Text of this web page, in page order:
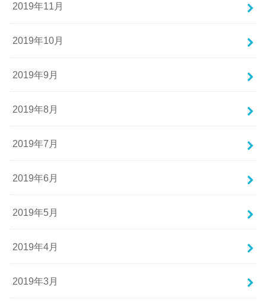
2019年11月
2019年10月
2019年9月
2019年8月
2019年7月
2019年6月
2019年5月
2019年4月
2019年3月